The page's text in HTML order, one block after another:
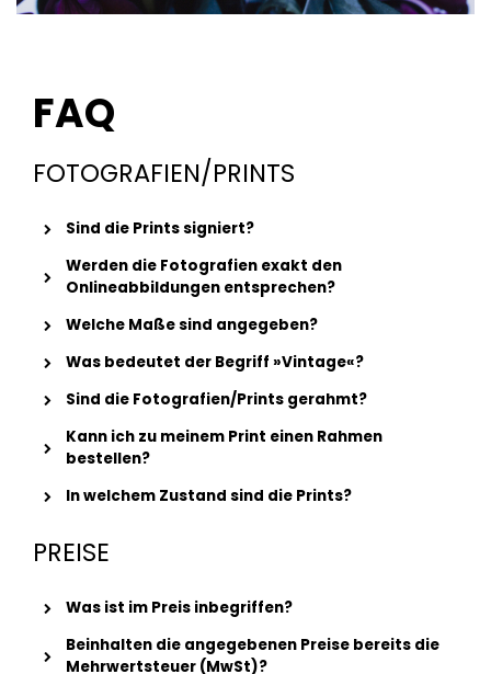
FAQ
FOTOGRAFIEN/PRINTS
Sind die Prints signiert?
Werden die Fotografien exakt den
Onlineabbildungen entsprechen?
Welche Maße sind angegeben?
Was bedeutet der Begriff »Vintage«?
Sind die Fotografien/Prints gerahmt?
Kann ich zu meinem Print einen Rahmen
bestellen?
In welchem Zustand sind die Prints?
PREISE
Was ist im Preis inbegriffen?
Beinhalten die angegebenen Preise bereits die
Mehrwertsteuer (MwSt)?